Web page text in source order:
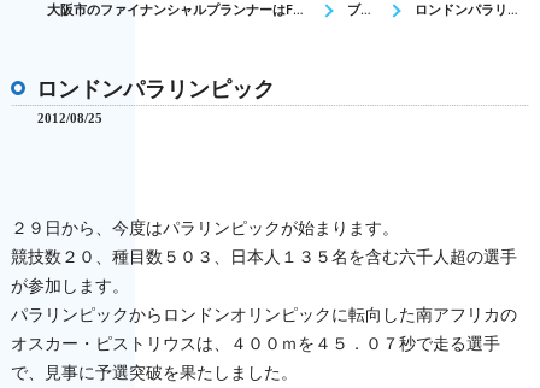
大阪市のファイナンシャルプランナーはFPオフィス LPS ブログ ロンドンパラリンピック
ロンドンパラリンピック
2012/08/25
２９日から、今度はパラリンピックが始まります。
競技数２０、種目数５０３、日本人１３５名を含む六千人超の選手
が参加します。
パラリンピックからロンドンオリンピックに転向した南アフリカの
オスカー・ピストリウスは、４００ｍを４５．０７秒で走る選手
で、見事に予選突破を果たしました。